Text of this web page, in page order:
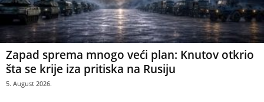
Zapad sprema mnogo veći plan: Knutov otkrio
šta se krije iza pritiska na Rusiju
5. August 2026.